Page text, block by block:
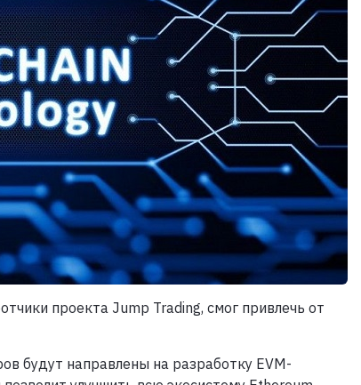
проекта Jump Trading, смог привлечь от
будут направлены на разработку EVM-